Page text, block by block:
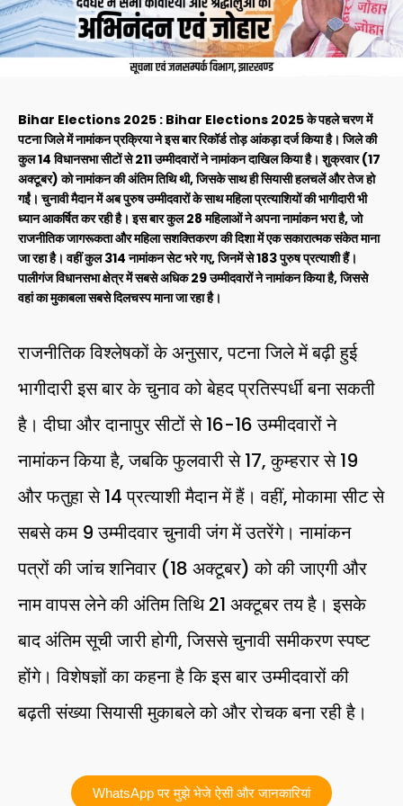
Bihar Elections 2025 : Bihar Elections 2025 के पहले चरण में
पटना जिले में नामांकन प्रक्रिया ने इस बार रिकॉर्ड तोड़ आंकड़ा दर्ज किया है। जिले की
कुल 14 विधानसभा सीटों से 211 उम्मीदवारों ने नामांकन दाखिल किया है। शुक्रवार (17
अक्टूबर) को नामांकन की अंतिम तिथि थी, जिसके साथ ही सियासी हलचलें और तेज हो
गईं। चुनावी मैदान में अब पुरुष उम्मीदवारों के साथ महिला प्रत्याशियों की भागीदारी भी
ध्यान आकर्षित कर रही है। इस बार कुल 28 महिलाओं ने अपना नामांकन भरा है, जो
राजनीतिक जागरूकता और महिला सशक्तिकरण की दिशा में एक सकारात्मक संकेत माना
जा रहा है। वहीं कुल 314 नामांकन सेट भरे गए, जिनमें से 183 पुरुष प्रत्याशी हैं।
पालीगंज विधानसभा क्षेत्र में सबसे अधिक 29 उम्मीदवारों ने नामांकन किया है, जिससे
वहां का मुकाबला सबसे दिलचस्प माना जा रहा है।
राजनीतिक विश्लेषकों के अनुसार, पटना जिले में बढ़ी हुई
भागीदारी इस बार के चुनाव को बेहद प्रतिस्पर्धी बना सकती
है। दीघा और दानापुर सीटों से 16-16 उम्मीदवारों ने
नामांकन किया है, जबकि फुलवारी से 17, कुम्हरार से 19
और फतुहा से 14 प्रत्याशी मैदान में हैं। वहीं, मोकामा सीट से
सबसे कम 9 उम्मीदवार चुनावी जंग में उतरेंगे। नामांकन
पत्रों की जांच शनिवार (18 अक्टूबर) को की जाएगी और
नाम वापस लेने की अंतिम तिथि 21 अक्टूबर तय है। इसके
बाद अंतिम सूची जारी होगी, जिससे चुनावी समीकरण स्पष्ट
होंगे। विशेषज्ञों का कहना है कि इस बार उम्मीदवारों की
बढ़ती संख्या सियासी मुकाबले को और रोचक बना रही है।
WhatsApp पर मुझे भेजे ऐसी और जानकारियां